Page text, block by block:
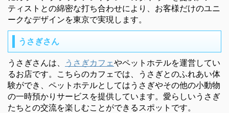
ティストとの綿密な打ち合わせにより、お客様だけのユニ
ークなデザインを東京で実現します。
うさぎさん
うさぎさんは、 うさぎカフェやペットホテルを運営してい
るお店です。こちらのカフェでは、うさぎとのふれあい体
験ができ、ペットホテルとしてはうさぎやその他の小動物
の一時預かりサービスを提供しています。愛らしいうさぎ
たちとの交流を楽しむことができるスポットです。